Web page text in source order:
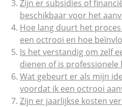
Zijn er subsidies of
beschikbaar voor het
Hoe lang duurt het
een octrooi en hoe
Is het verstandig om zelf
dienen of is professionele
Wat gebeurt er als mijn
voordat ik een octrooi
Zijn er jaarlijkse kosten